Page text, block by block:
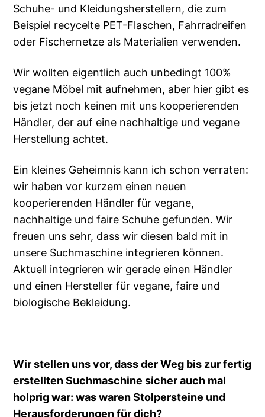
Schuhe- und Kleidungsherstellern, die zum
Beispiel recycelte PET-Flaschen, Fahrradreifen
oder Fischernetze als Materialien verwenden.
Wir wollten eigentlich auch unbedingt 100%
vegane Möbel mit aufnehmen, aber hier gibt es
bis jetzt noch keinen mit uns kooperierenden
Händler, der auf eine nachhaltige und vegane
Herstellung achtet.
Ein kleines Geheimnis kann ich schon verraten:
wir haben vor kurzem einen neuen
kooperierenden Händler für vegane,
nachhaltige und faire Schuhe gefunden. Wir
freuen uns sehr, dass wir diesen bald mit in
unsere Suchmaschine integrieren können.
Aktuell integrieren wir gerade einen Händler
und einen Hersteller für vegane, faire und
biologische Bekleidung.
Wir stellen uns vor, dass der Weg bis zur fertig
erstellten Suchmaschine sicher auch mal
holprig war: was waren Stolpersteine und
Herausforderungen für dich?